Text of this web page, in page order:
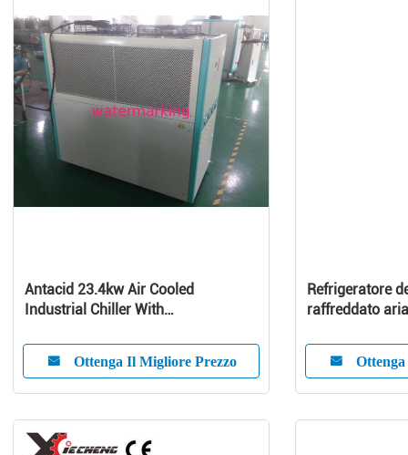
Antacid 23.4kw Air Cooled
Industrial Chiller With
Ottenga Il Migliore Prezzo
Refrigeratore
raffreddato
25 tonnellate